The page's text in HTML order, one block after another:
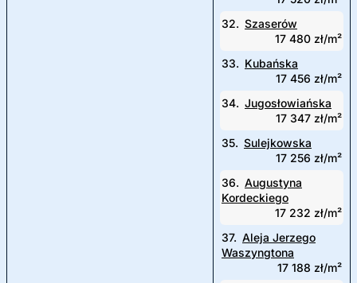
32. Szaserów
17 480 zł/m²
33. Kubańska
17 456 zł/m²
34. Jugosłowiańska
17 347 zł/m²
35. Sulejkowska
17 256 zł/m²
36. Augustyna
Kordeckiego
17 232 zł/m²
37. Aleja Jerzego
Waszyngtona
17 188 zł/m²